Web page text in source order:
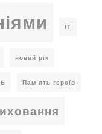
ІТ
новий рік
Пам’ять героїв